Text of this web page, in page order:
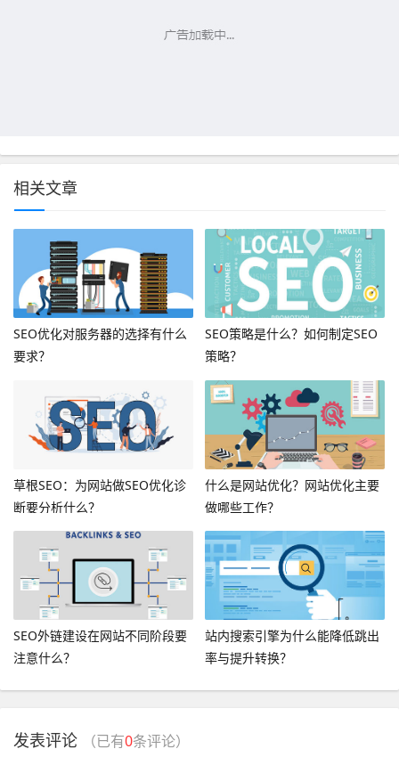
相关文章
SEO优化对服务器的选择有什么
要求？
SEO策略是什么？如何制定SEO
策略？
草根SEO：为网站做SEO优化诊
断要分析什么？
什么是网站优化？网站优化主要
做哪些工作？
SEO外链建设在网站不同阶段要
注意什么？
站内搜索引擎为什么能降低跳出
率与提升转换？
发表评论 （已有0条评论）